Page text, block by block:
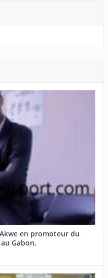
en promoteur du
Gabon.